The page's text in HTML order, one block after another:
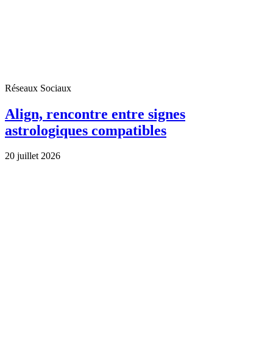
Réseaux Sociaux
Align, rencontre entre signes
astrologiques compatibles
20 juillet 2026